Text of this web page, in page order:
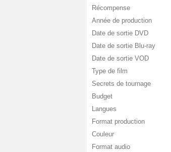
Récompense
Année de production
Date de sortie DVD
Date de sortie Blu-ray
Date de sortie VOD
Type de film
Secrets de tournage
Budget
Langues
Format production
Couleur
Format audio